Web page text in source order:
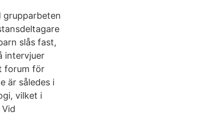
grupparbeten
slås fast,
intervjuer
forum för
är således i
vilket i